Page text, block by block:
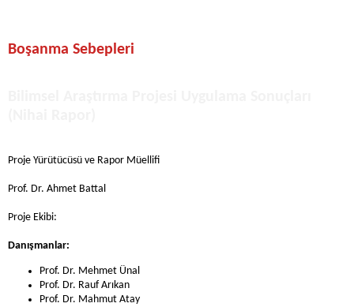
Boşanma Sebepleri
Proje Yürütücüsü ve Rapor Müellifi
Prof. Dr. Ahmet Battal
Proje Ekibi:
Danışmanlar:
Prof. Dr. Mehmet Ünal
Prof. Dr. Rauf Arıkan
Prof. Dr. Mahmut Atay